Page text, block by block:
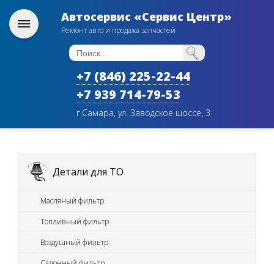
Автосервис «Сервис Центр»
Ремонт авто и продажа запчастей
+7 (846) 225-22-44
+7 939 714-79-53
г.Самара, ул. Заводское шоссе, 3
Детали для ТО
Масляный фильтр
Топливный фильтр
Воздушный фильтр